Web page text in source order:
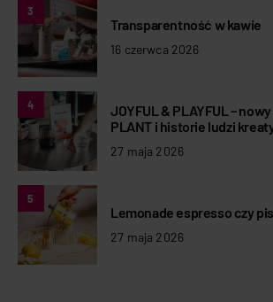
3
Transparentność w kawie
16 czerwca 2026
4
JOYFUL & PLAYFUL –
PLANT i historie ludzi
27 maja 2026
5
Lemonade espresso czy
27 maja 2026